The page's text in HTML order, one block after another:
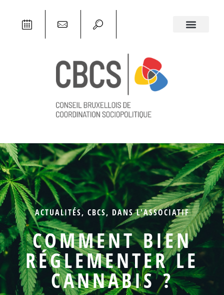
ACTUALITÉS, CBCS, DANS L'ASSOCIATIF
COMMENT BIEN
RÉGLEMENTER LE
CANNABIS ?